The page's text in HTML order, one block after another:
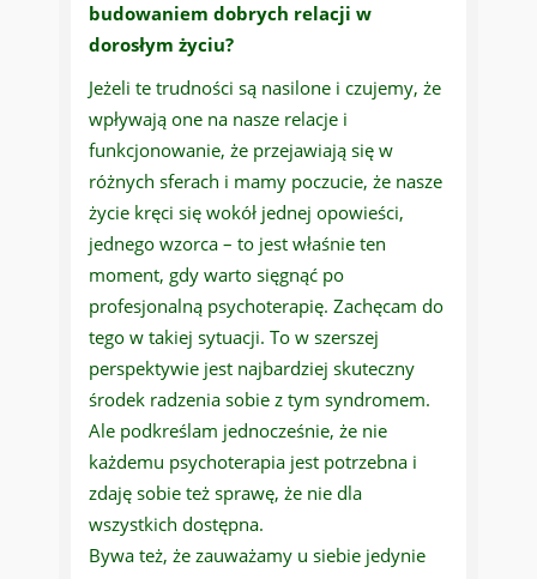
budowaniem dobrych relacji w
dorosłym życiu?
Jeżeli te trudności są nasilone i czujemy, że
wpływają one na nasze relacje i
funkcjonowanie, że przejawiają się w
różnych sferach i mamy poczucie, że nasze
życie kręci się wokół jednej opowieści,
jednego wzorca – to jest właśnie ten
moment, gdy warto sięgnąć po
profesjonalną psychoterapię. Zachęcam do
tego w takiej sytuacji. To w szerszej
perspektywie jest najbardziej skuteczny
środek radzenia sobie z tym syndromem.
Ale podkreślam jednocześnie, że nie
każdemu psychoterapia jest potrzebna i
zdaję sobie też sprawę, że nie dla
wszystkich dostępna.
Bywa też, że zauważamy u siebie jedynie